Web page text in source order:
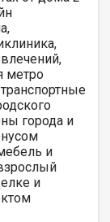
метро
города и
и
и